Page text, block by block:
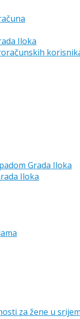
Iloka
Grada Iloka
Iloka
za žene u